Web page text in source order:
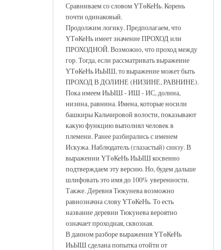
Сравниваем со словом ҮТөКеНь. Корень
почти одинаковый.
Продолжим логику. Предполагаем, что
ҮТөКеНь имеет значение ПРОХОД или
ПРОХОДНОЙ. Возможно, что проход между
гор. Тогда, если рассматривать выражение
ҮТөКеНь ИьЫШ, то выражение может быть
ПРОХОД В ДОЛИНЕ (НИЗИНЕ, РАВНИНЕ).
Пока имеем ИьЫШ - ИШ - ИС, долина,
низина, равнина. Имена, которые носили
башкиры Кальчировой волости, показывают
какую функцию выполнял человек в
племени. Ранее разбирались с именем
Искужа. Наблюдатель (глазастый) снизу. В
выражении ҮТөКеНь ИьЫШ косвенно
подтверждаем эту версию. Но, будем дальше
шлифовать это имя до 100% уверенности.
Также. Деревня Тюкунева возможно
равнозначна слову ҮТөКеНь. То есть
название деревни Тюкунева вероятно
означает проходная, сквозная.
В данном разборе выражения ҮТөКеНь
ИьЫШ сделана попытка отойти от